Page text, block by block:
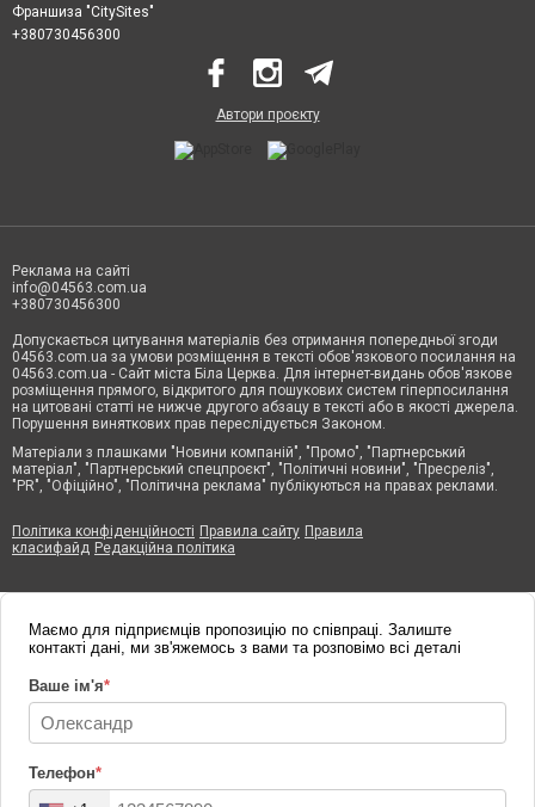
Франшиза "CitySites"
+380730456300
Автори проєкту
Реклама на сайті
info@04563.com.ua
+380730456300
Допускається цитування матеріалів без отримання попередньої згоди
04563.com.ua за умови розміщення в тексті обов'язкового посилання на
04563.com.ua - Сайт міста Біла Церква. Для інтернет-видань обов'язкове
розміщення прямого, відкритого для пошукових систем гіперпосилання
на цитовані статті не нижче другого абзацу в тексті або в якості джерела.
Порушення виняткових прав переслідується Законом.
Матеріали з плашками "Новини компаній", "Промо", "Партнерський
матеріал", "Партнерський спецпроєкт", "Політичні новини", "Пресреліз",
"PR", "Офіційно", "Політична реклама" публікуються на правах реклами.
Політика конфіденційності Правила сайту Правила
класифайд Редакційна політика
Маємо для підприємців пропозицію по співпраці. Залиште
контакті дані, ми зв'яжемось з вами та розповімо всі деталі
Ваше ім'я*
Телефон*